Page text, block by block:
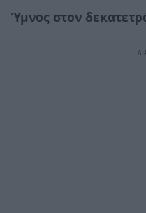
Ύμνος στον